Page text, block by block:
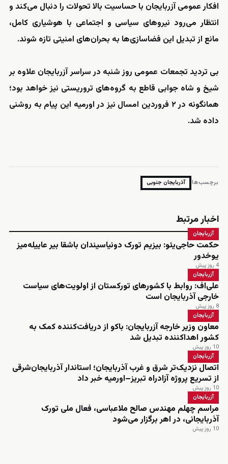
افکار عمومی آزربایجان با حساسیت بالا تحولات را دنبال می‌کند و
انتظار می‌رود نیروهای سیاسی و اجتماعی با هوشیاری کامل،
مانع از تبدیل این فضاسازی‌ها به بحران‌های امنیتی تازه شوند.
بی تردید تجمعات عمومی روز شنبه در سراسر آزربایجان علاوه بر
شیخ و شاه جوابی قاطع به گروه‌های تروریستی نیز خواهد بود؛
همانگونه در ۲ فروردین امسال نیز در اورمیه این پیام به روشنی
داده شد.
برچسب‌ها: آذربایجان جنوبی
اخبار مرتبط
آزربایجان
حکمت حاجی‌یئو: بیزیم تورک دونیاسیندان باشقا بیر عاییله‌میز
یوخدور
4 روز پیش
آزربایجان
علی‌اف: روابط با کشورهای تورکستان از اولویت‌های سیاست
خارجی آذربایجان است
8 روز پیش
آزربایجان
معاون وزیر خارجه آزربایجان: باکو از دریافت‌کننده کمک به
کشور اهداکننده تبدیل شد
10 روز پیش
آزربایجان
اتصال نزدیک‌تر شرق و غرب آذربایجان؛ استاندار آذربایجان‌شرقی
از تسریع پروژه آزادراه تبریز–اورمیه خبر داد
10 روز پیش
آزربایجان
مراسم چهلم مهندس صالح ملاعباسی، فعال ملی تورک
آذربایجانی، در اهر برگزار می‌شود
10 روز پیش